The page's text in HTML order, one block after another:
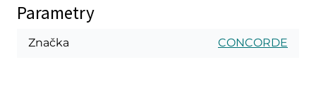
Parametry
Značka CONCORDE